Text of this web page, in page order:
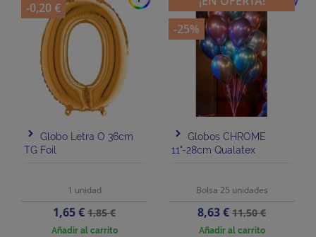
Globo Letra O 36cm
TG Foil
1 unidad
Precio
1,65 €Precio
base
1,85 €
Añadir al carrito
-0,20 €
Globos CHROME
11"-28cm Qualatex
Bolsa 25 unidades
Precio
8,63 €Precio
base
11,50 €
Añadir al carrito
-25%